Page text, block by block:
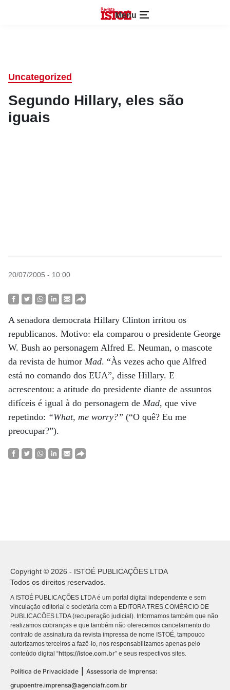
Menu
Uncategorized
Segundo Hillary, eles são
iguais
20/07/2005 - 10:00
A senadora democrata Hillary Clinton irritou os
republicanos. Motivo: ela comparou o presidente George
W. Bush ao personagem Alfred E. Neuman, o mascote
da revista de humor Mad. “Às vezes acho que Alfred
está no comando dos EUA”, disse Hillary. E
acrescentou: a atitude do presidente diante de assuntos
difíceis é igual à do personagem de Mad, que vive
repetindo: “What, me worry?” (“O quê? Eu me
preocupar?”).
Copyright © 2026 - ISTOÉ PUBLICAÇÕES LTDA
Todos os direitos reservados.
A ISTOÉ PUBLICAÇÕES LTDA é um portal digital independente e sem
vinculação editorial e societária com a EDITORA TRES COMÉRCIO DE
PUBLICACÕES LTDA (recuperação judicial). Informamos também que não
realizamos cobranças e que também não oferecemos cancelamento do
contrato de assinatura da revista impressa de nome ISTOÉ, tampouco
autorizamos terceiros a fazê-lo, nos responsabilizamos apenas pelo
conteúdo digital “https://istoe.com.br” e seus respectivos sites.
Política de Privacidade
Assessoria de Imprensa:
grupoentre.imprensa@agenciafr.com.br